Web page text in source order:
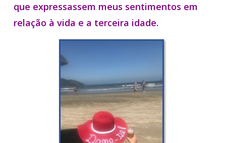
que expressassem meus sentimentos em
relação à vida e a terceira idade.